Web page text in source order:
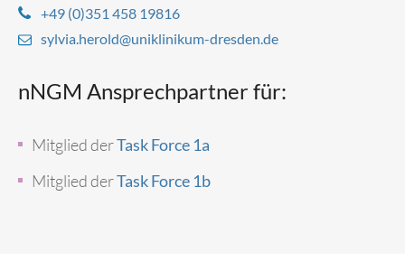
+49 (0)351 458 19816
sylvia.herold@uniklinikum-dresden.de
nNGM Ansprechpartner für:
Mitglied derTask Force 1a
Mitglied derTask Force 1b